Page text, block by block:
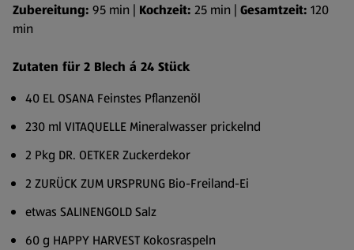
Zubereitung: 95 min | Kochzeit: 25 min | Gesamtzeit: 120
min
Zutaten für 2 Blech á 24 Stück
40 EL OSANA Feinstes Pflanzenöl
230 ml VITAQUELLE Mineralwasser prickelnd
2 Pkg DR. OETKER Zuckerdekor
2 ZURÜCK ZUM URSPRUNG Bio-Freiland-Ei
etwas SALINENGOLD Salz
60 g HAPPY HARVEST Kokosraspeln